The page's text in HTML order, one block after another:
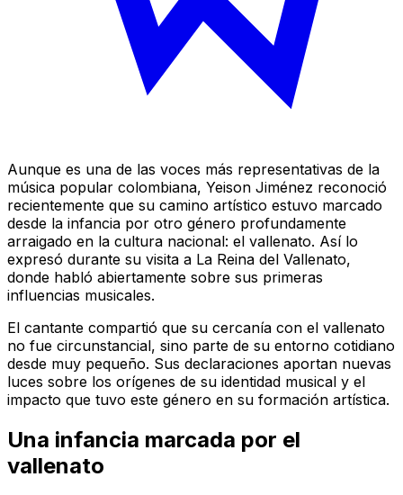
Aunque es una de las voces más representativas de la
música popular colombiana, Yeison Jiménez reconoció
recientemente que su camino artístico estuvo marcado
desde la infancia por otro género profundamente
arraigado en la cultura nacional: el vallenato. Así lo
expresó durante su visita a La Reina del Vallenato,
donde habló abiertamente sobre sus primeras
influencias musicales.
El cantante compartió que su cercanía con el vallenato
no fue circunstancial, sino parte de su entorno cotidiano
desde muy pequeño. Sus declaraciones aportan nuevas
luces sobre los orígenes de su identidad musical y el
impacto que tuvo este género en su formación artística.
Una infancia marcada por el
vallenato